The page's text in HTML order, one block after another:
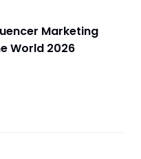
Marketing
World 2026